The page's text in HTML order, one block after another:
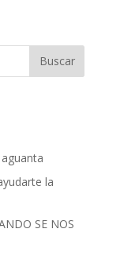
la
SE NOS